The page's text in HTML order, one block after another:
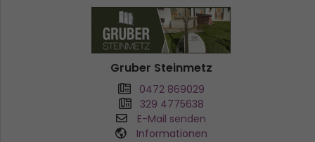
Gruber Steinmetz
0472 869029
329 4775638
E-Mail senden
Informationen